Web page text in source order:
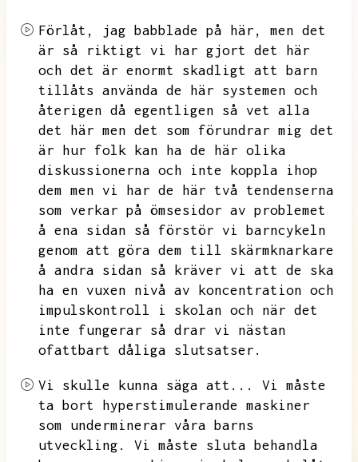
Förlåt, jag babblade på här,
men det
är så riktigt vi har gjort det här
och det är enormt skadligt att barn
tillåts använda de här systemen och
återigen då egentligen så vet alla
det här men det som förundrar mig det
är hur folk kan ha de här olika
diskussionerna och inte koppla ihop
dem men vi har de här två tendenserna
som verkar på ömsesidor av problemet
å ena sidan så förstör vi barncykeln
genom att göra dem till skärmknarkare
å andra sidan så kräver vi att de ska
ha en vuxen nivå av koncentration och
impulskontroll i skolan och när det
inte fungerar så drar vi nästan
ofattbart dåliga slutsatser.
Vi skulle kunna säga att...
Vi måste
ta bort hyperstimulerande maskiner
som underminerar våra barns
utveckling.
Vi måste sluta behandla